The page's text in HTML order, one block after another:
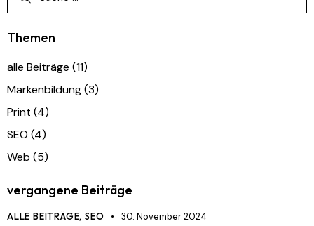
Themen
alle Beiträge (11)
Markenbildung(3)
Print (4)
SEO (4)
Web (5)
vergangene Beiträge
ALLE BEITRÄGE,SEO 30. November 2024